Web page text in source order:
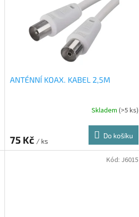
ANTÉNNÍ KOAX. KABEL 2,5M
Skladem (>5 ks)
75 Kč / ks
Do košíku
Kód: J6015